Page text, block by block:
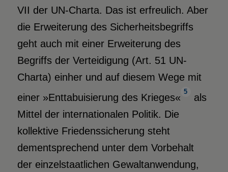
VII der UN-Charta. Das ist erfreulich. Aber
die Erweiterung des Sicherheitsbegriffs
geht auch mit einer Erweiterung des
Begriffs der Verteidigung (Art. 51 UN-
Charta) einher und auf diesem Wege mit
einer »Enttabuisierung des Krieges«
5
als
Mittel der internationalen Politik. Die
kollektive Friedenssicherung steht
dementsprechend unter dem Vorbehalt
der einzelstaatlichen Gewaltanwendung,